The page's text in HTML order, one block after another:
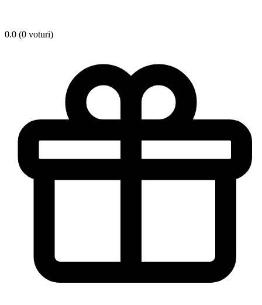
0.0 (0 voturi)